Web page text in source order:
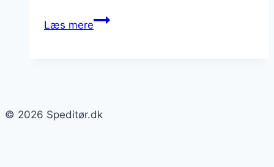
Læs mereSpeditør
© 2026 Speditør.dk